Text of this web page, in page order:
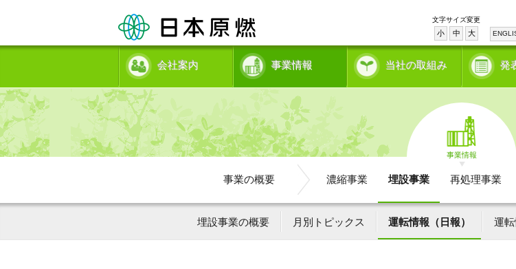
文字サイズ変更
小 中 大
会社案内 事業情報 当社の取組み 発
事業情報
事業の概要 濃縮事業 埋設事業 再処理事業
埋設事業の概要 月別トピックス 運転情報（日報） 運転